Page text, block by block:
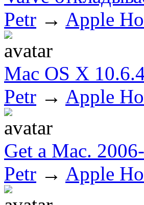
Petr → Apple
Mac OS X
Petr → Apple
Get a Mac.
Petr → Apple